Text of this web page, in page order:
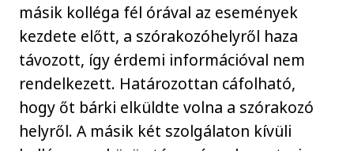
másik kolléga fél órával az események
kezdete előtt, a szórakozóhelyről haza
távozott, így érdemi információval nem
rendelkezett. Határozottan cáfolható,
hogy őt bárki elküldte volna a szórakozó
helyről. A másik két szolgálaton kívüli